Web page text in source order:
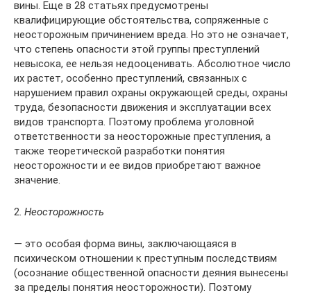
вины. Еще в 28 статьях предусмотрены
квалифицирующие обстоятельства, сопряженные с
неосторожным причинением вреда. Но это не означает,
что степень опасности этой группы преступлений
невысока, ее нельзя недооценивать. Абсолютное число
их растет, особенно преступлений, связанных с
нарушением правил охраны окружающей среды, охраны
труда, безопасности движения и эксплуатации всех
видов транспорта. Поэтому проблема уголовной
ответственности за неосторожные преступления, а
также теоретической разработки понятия
неосторожности и ее видов приобретают важное
значение.
2. Неосторожность
— это особая форма вины, заключающаяся в
психическом отношении к преступным последствиям
(осознание общественной опасности деяния вынесены
за пределы понятия неосторожности). Поэтому